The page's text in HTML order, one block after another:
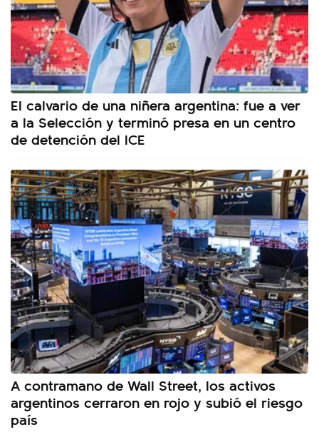
El calvario de una niñera argentina: fue a ver
a la Selección y terminó presa en un centro
de detención del ICE
A contramano de Wall Street, los activos
argentinos cerraron en rojo y subió el riesgo
país